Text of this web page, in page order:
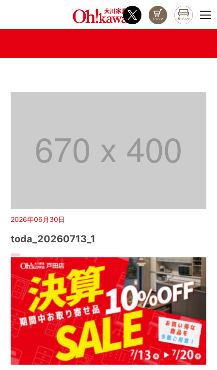
2026年06月30日
toda_20260713_1